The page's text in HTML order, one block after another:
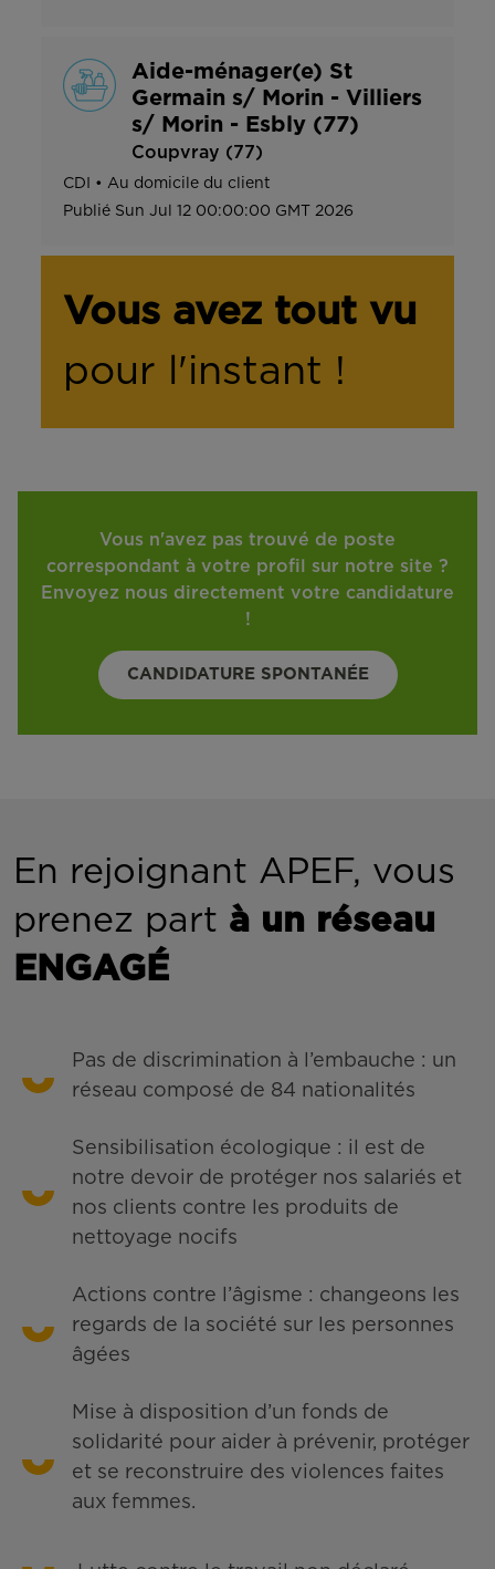
Aide-ménager(e) St
Germain s/ Morin - Villiers
s/ Morin - Esbly (77)
Coupvray (77)
CDI • Au domicile du client
Publié Sun Jul 12 00:00:00 GMT 2026
Vous avez tout vu
pour l'instant !
Vous n'avez pas trouvé de poste
correspondant à votre profil sur notre site ?
Envoyez nous directement votre candidature
!
CANDIDATURE SPONTANÉE
En rejoignant APEF, vous
prenez part à un réseau
ENGAGÉ
Pas de discrimination à l’embauche : un
réseau composé de 84 nationalités
Sensibilisation écologique : il est de
notre devoir de protéger nos salariés et
nos clients contre les produits de
nettoyage nocifs
Actions contre l’âgisme : changeons les
regards de la société sur les personnes
âgées
Mise à disposition d’un fonds de
solidarité pour aider à prévenir, protéger
et se reconstruire des violences faites
aux femmes.